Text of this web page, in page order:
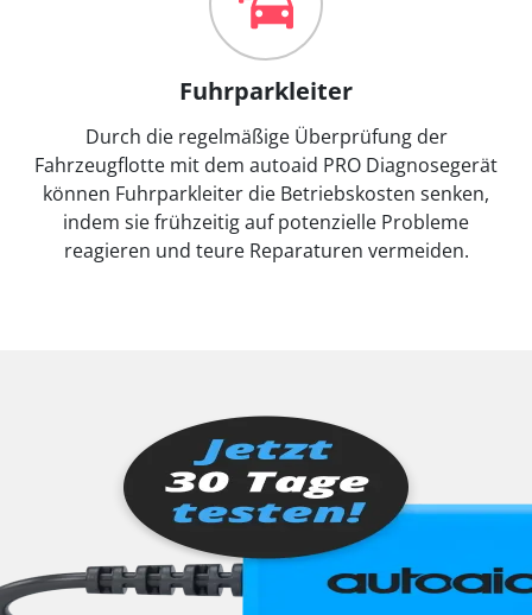
Fuhrparkleiter
Durch die regelmäßige Überprüfung der
Fahrzeugflotte mit dem autoaid PRO Diagnosegerät
können Fuhrparkleiter die Betriebskosten senken,
indem sie frühzeitig auf potenzielle Probleme
reagieren und teure Reparaturen vermeiden.